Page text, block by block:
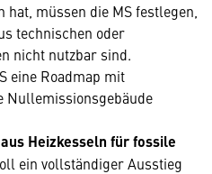
müssen die MS festlegen,
technischen oder
nicht nutzbar sind.
eine Roadmap mit
Nullemissionsgebäude
Heizkesseln für fossile
ein vollständiger Ausstieg